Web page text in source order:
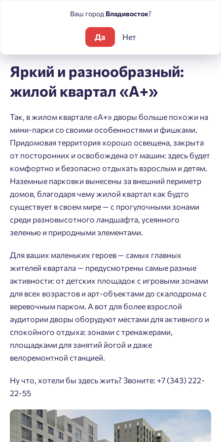
Яркий и разнообразный: жилой квартал «А+»
Яркий и разнообразный:
жилой квартал «А+»
Так, в жилом квартале «А+» дворы больше похожи на
мини-парки со своими особенностями и фишками.
Придомовая территория хорошо освещена, закрыта
от посторонних и освобождена от машин: здесь будет
комфортно и безопасно отдыхать взрослым и детям.
Наземные парковки вынесены за внешний периметр
домов, благодаря чему жилой квартал как будто
существует в своем мире — с прогулочными зонами
среди разновысотного ландшафта, усеянного
зеленью и природными элементами.
Для ваших маленьких героев — самых главных
жителей квартала — предусмотрены самые разные
активности: от детских площадок с игровыми зонами
для всех возрастов и арт-объектами до скалодрома с
веревочным парком. А вот для более взрослой
аудитории дворы оборудуют местами для активного и
спокойного отдыха: зонами с тренажерами,
площадками для занятий йогой и даже
велоремонтной станцией.
Ну что, хотели бы здесь жить? Звоните: +7 (343) 222-
22-55
Ваш город Владивосток?
Да Нет